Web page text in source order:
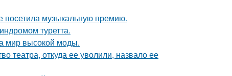
посетила музыкальную премию.
туретта.
мир высокой моды.
театра, откуда ее уволили, назвало ее